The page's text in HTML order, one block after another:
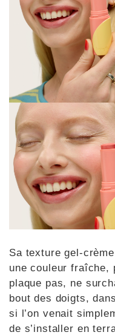
Sa texture gel-
une couleur fraîche,
plaque pas, ne
bout des doigts,
si l’on venait
de s’installer en